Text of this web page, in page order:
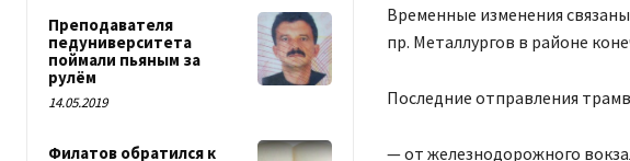
Преподавателя
педуниверситета
поймали пьяным за
рулём
14.05.2019
Филатов обратился к
Временные изменения
пр. Металлургов в районе
Последние отправления
— от железнодорожного